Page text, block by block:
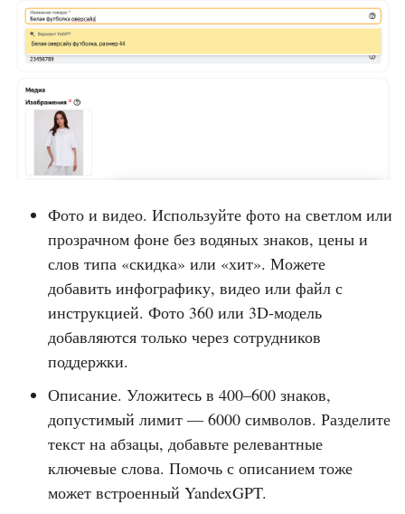
Фото и видео. Используйте фото на светлом или
прозрачном фоне без водяных знаков, цены и
слов типа «скидка» или «хит». Можете
добавить инфографику, видео или файл с
инструкцией. Фото 360 или 3D-модель
добавляются только через сотрудников
поддержки.
Описание. Уложитесь в 400–600 знаков,
допустимый лимит — 6000 символов. Разделите
текст на абзацы, добавьте релевантные
ключевые слова. Помочь с описанием тоже
может встроенный YandexGPT.